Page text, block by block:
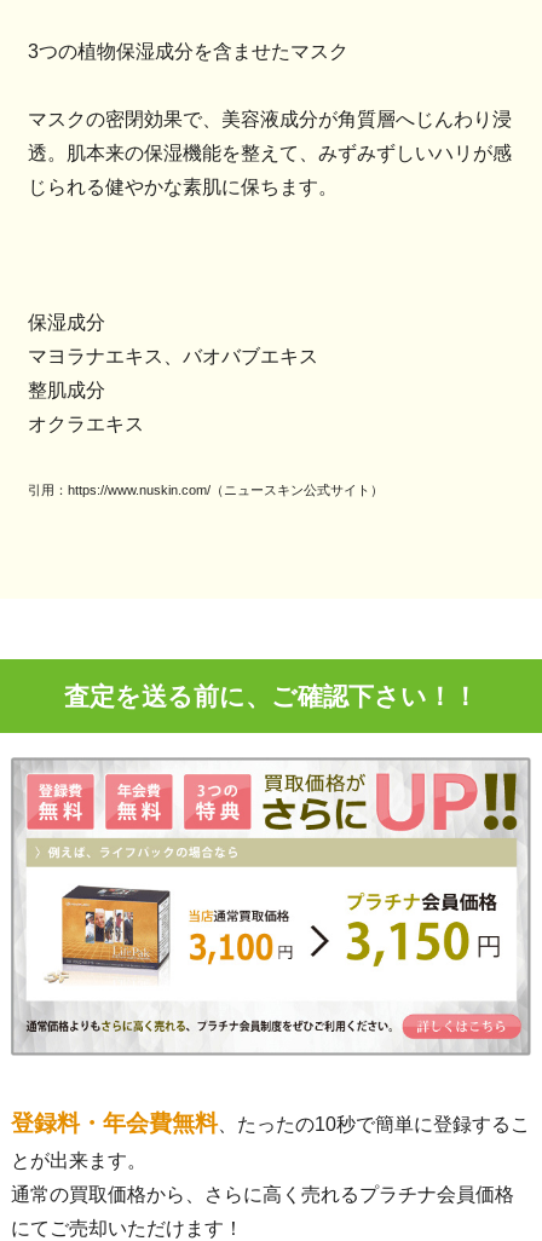
3つの植物保湿成分を含ませたマスク
マスクの密閉効果で、美容液成分が角質層へじんわり浸
透。肌本来の保湿機能を整えて、みずみずしいハリが感
じられる健やかな素肌に保ちます。
保湿成分
マヨラナエキス、バオバブエキス
整肌成分
オクラエキス
引用：https://www.nuskin.com/（ニュースキン公式サイト）
査定を送る前に、ご確認下さい！！
登録料・年会費無料、たったの10秒で簡単に登録するこ
とが出来ます。
通常の買取価格から、さらに高く売れるプラチナ会員価格
にてご売却いただけます！